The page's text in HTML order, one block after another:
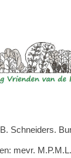
Schneiders.
mevr.